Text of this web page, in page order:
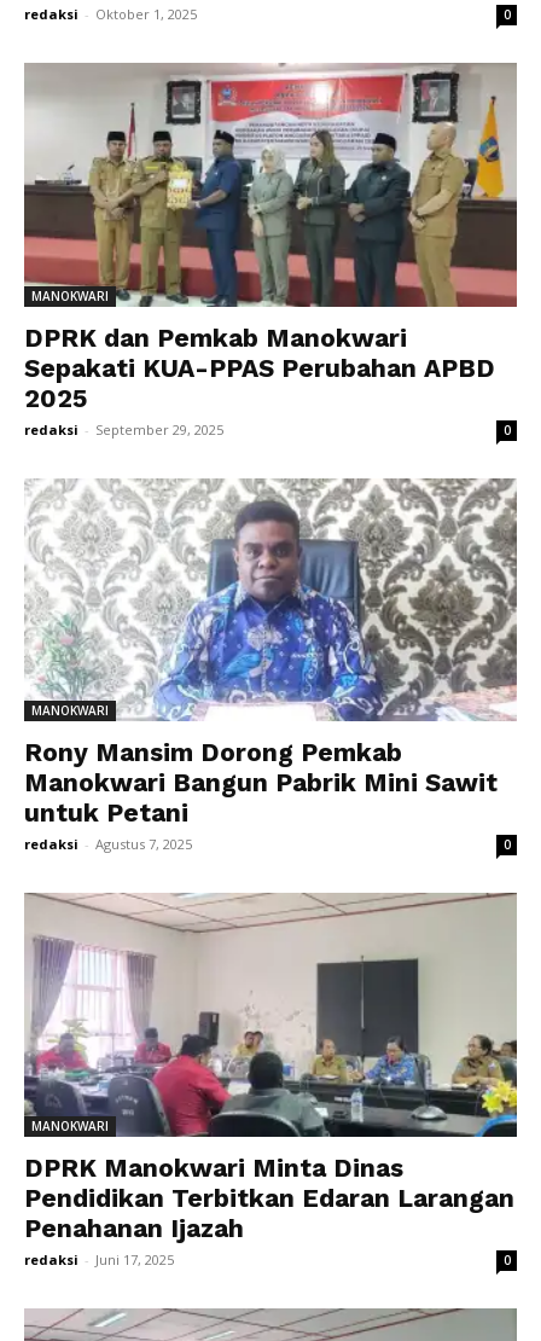
redaksi - Oktober 1, 2025 0
MANOKWARI
DPRK dan Pemkab Manokwari
Sepakati KUA-PPAS Perubahan APBD
2025
redaksi - September 29, 2025 0
MANOKWARI
Rony Mansim Dorong Pemkab
Manokwari Bangun Pabrik Mini Sawit
untuk Petani
redaksi - Agustus 7, 2025 0
MANOKWARI
DPRK Manokwari Minta Dinas
Pendidikan Terbitkan Edaran Larangan
Penahanan Ijazah
redaksi - Juni 17, 2025 0